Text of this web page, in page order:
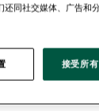
还同社交媒体、广告和
接受所